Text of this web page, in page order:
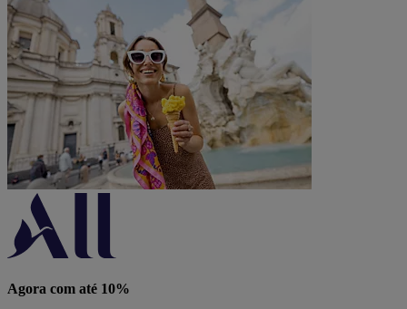
Agora com até 10%